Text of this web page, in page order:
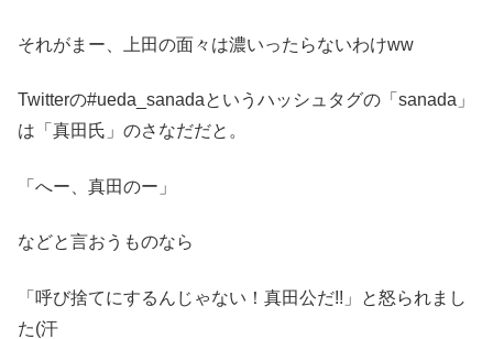
それがまー、上田の面々は濃いったらないわけww
Twitterの#ueda_sanadaというハッシュタグの「sanada」
は「真田氏」のさなだだと。
「へー、真田のー」
などと言おうものなら
「呼び捨てにするんじゃない！真田公だ!!」と怒られまし
た(汗